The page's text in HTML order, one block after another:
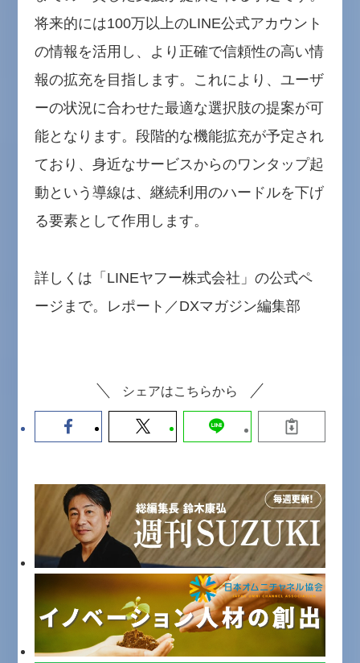
将来的には100万以上のLINE公式アカウント
の情報を活用し、より正確で信頼性の高い情
報の拡充を目指します。これにより、ユーザ
ーの状況に合わせた最適な選択肢の提案が可
能となります。段階的な機能拡充が予定され
ており、身近なサービスからのワンタップ起
動という導線は、継続利用のハードルを下げ
る要素として作用します。
詳しくは「LINEヤフー株式会社」の公式ペ
ージまで。レポート／DXマガジン編集部
シェアはこちらから